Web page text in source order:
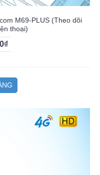
M69-PLUS (Theo dõi
thoại)